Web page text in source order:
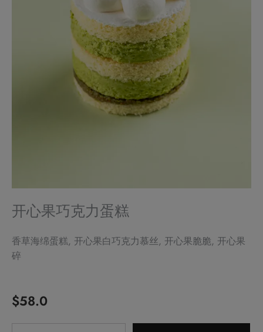
开心果巧克力蛋糕
香草海绵蛋糕, 开心果白巧克力慕丝, 开心果脆脆, 开心果
碎
$58.0